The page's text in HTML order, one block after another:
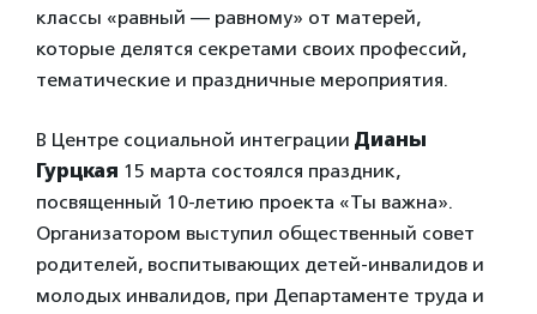
классы «равный — равному» от матерей,
которые делятся секретами своих профессий,
тематические и праздничные мероприятия.
В Центре социальной интеграции Дианы
Гурцкая 15 марта состоялся праздник,
посвященный 10-летию проекта «Ты важна».
Организатором выступил общественный совет
родителей, воспитывающих детей-инвалидов и
молодых инвалидов, при Департаменте труда и